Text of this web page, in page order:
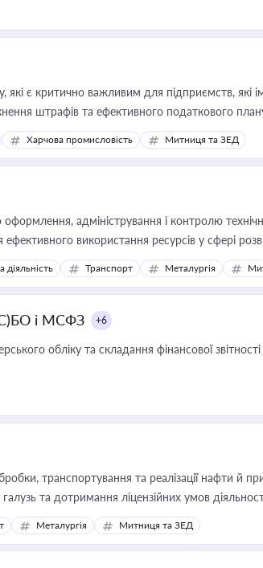
є критично важливим для підприємств, які
штрафів та ефективного податкового
Харчова промисловість Митниця та ЗЕД
адміністрування і контролю
використання ресурсів у сфері
діяльність Транспорт Металургія
і МСФЗ +6
обліку та складання фінансової
транспортування та реалізації нафти й
та дотримання ліцензійних умов
Металургія Митниця та ЗЕД